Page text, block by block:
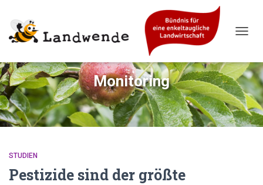
Monitoring
STUDIEN
Pestizide sind der größte